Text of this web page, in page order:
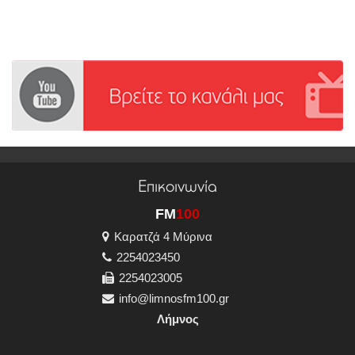
Επικοινωνία
FM100
Καρατζά 4 Μύρινα
2254023450
2254023005
info@limnosfm100.gr
Λήμνος